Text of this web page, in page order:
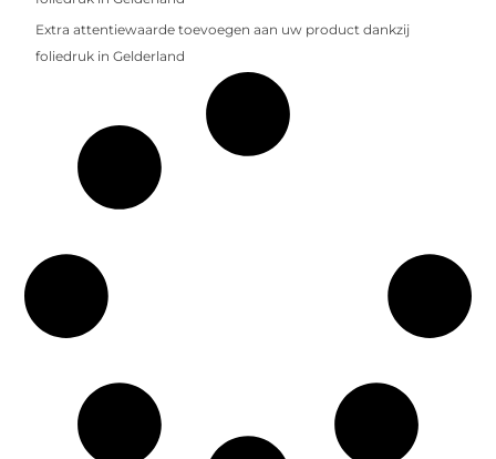
Extra attentiewaarde toevoegen aan uw product dankzij
foliedruk in Gelderland